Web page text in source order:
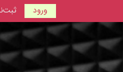
ورود